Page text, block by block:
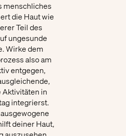
menschliches
die Haut wie
Teil des
ungesunde
Wirke dem
also am
entgegen,
in
integrierst.
deiner Haut,